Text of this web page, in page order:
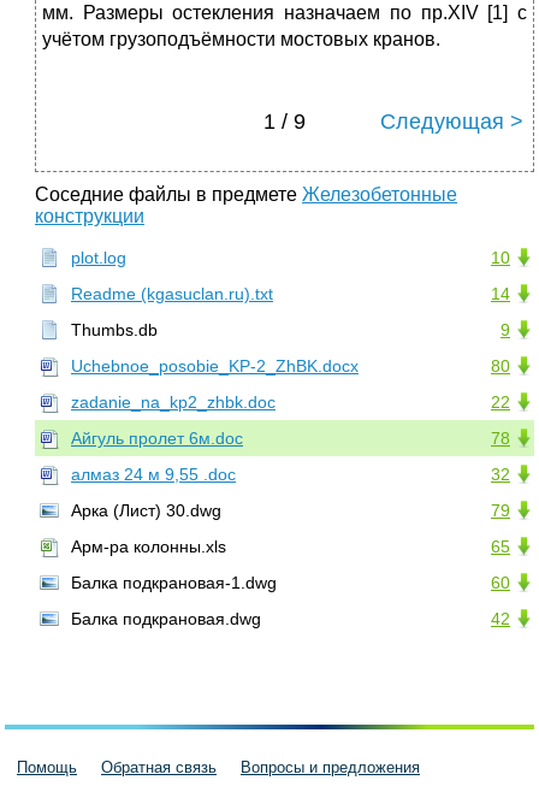
мм. Размеры остекления назначаем по пр.XIV [1] с
учётом грузоподъёмности мостовых кранов.
1 / 9 Следующая >
Соседние файлы в предмете Железобетонные
конструкции
10
plot.log
14
Readme (kgasuclan.ru).txt
9
Thumbs.db
80
Uchebnoe_posobie_KP-2_ZhBK.docx
22
zadanie_na_kp2_zhbk.doc
78
Айгуль пролет 6м.doc
32
алмаз 24 м 9,55 .doc
79
Арка (Лист) 30.dwg
65
Арм-ра колонны.xls
60
Балка подкрановая-1.dwg
42
Балка подкрановая.dwg
Помощь Обратная связь Вопросы и предложения